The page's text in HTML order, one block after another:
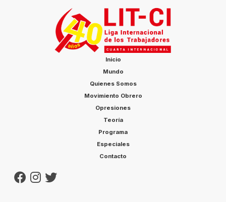
Inicio
Mundo
Quienes Somos
Movimiento Obrero
Opresiones
Teoría
Programa
Especiales
Contacto